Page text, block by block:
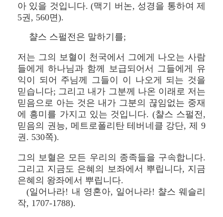
아 있을 것입니다. (맥기 버논, 성경을 통하여 제
5권, 560면).
챨스 스펄전은 말하기를;
저는 그의 보혈이 천국에서 그에게 나오는 사람
들에게 하나님과 함께 보급되어서 그들에게 유
익이 되어 주님께 그들이 이 나오게 되는 것을
믿습니다; 그리고 내가 그분께 나온 이래로 저는
믿음으로 아는 것은 내가 그분의 끊임없는 중재
에 흥미를 가지고 있는 것입니다. (챨스 스펄전,
믿음의 권능, 메트로폴리탄 테버네클 강단, 제 9
권. 530쪽).
그의 보혈은 모든 우리의 종족들을 구속합니다.
그리고 지금도 은혜의 보좌에서 뿌립니다, 지금
은혜의 왕좌에서 뿌립니다.
(일어나라! 내 영혼아, 일어나라! 챨스 웨슬리
작, 1707-1788).